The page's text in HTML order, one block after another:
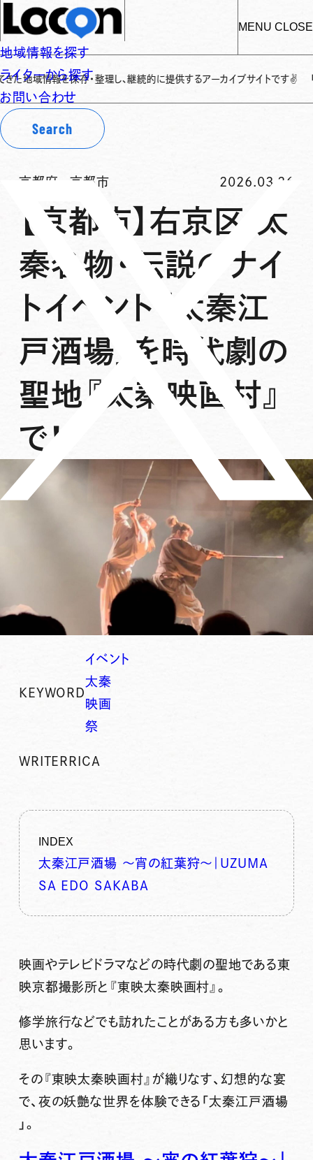
MENU CLOSE
地域情報を探す
ライターから探す
お問い合わせ
Search
存・整理し、継続的に提供するアーカイブサイトです✌ 「Locon（ロコン
京都府 -京都市 2026.03.26
【京都市】右京区 太
秦名物・伝説のナイ
トイベント「太秦江
戸酒場」を時代劇の
聖地『太秦映画村』
で！
KEYWORD
イベント
太秦
映画
祭
WRITER RICA
INDEX
太秦江戸酒場 〜宵の紅葉狩〜｜UZUMA
SA EDO SAKABA
映画やテレビドラマなどの時代劇の聖地である東
映京都撮影所と 『東映太秦映画村』。
修学旅行などでも訪れたことがある方も多いかと
思います。
その 『東映太秦映画村』 が織りなす、幻想的な宴
で、夜の妖艶な世界を体験できる「太秦江戸酒場
」。